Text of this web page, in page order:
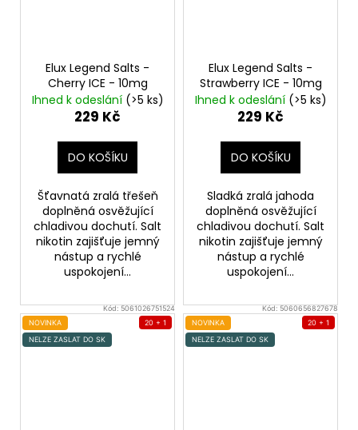
Elux Legend Salts -
Cherry ICE - 10mg
Ihned k odeslání (>5 ks)
229 Kč
DO KOŠÍKU
Šťavnatá zralá třešeň
doplněná osvěžující
chladivou dochutí. Salt
nikotin zajišťuje jemný
nástup a rychlé
uspokojení...
Elux Legend Salts -
Strawberry ICE - 10mg
Ihned k odeslání (>5 ks)
229 Kč
DO KOŠÍKU
Sladká zralá jahoda
doplněná osvěžující
chladivou dochutí. Salt
nikotin zajišťuje jemný
nástup a rychlé
uspokojení...
Kód: 5061026751524
NOVINKA
NELZE ZASLAT DO SK
20 + 1
Kód: 5060656827678
NOVINKA
NELZE ZASLAT DO SK
20 + 1